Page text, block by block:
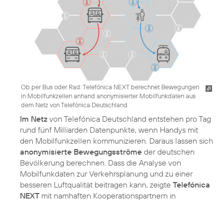
Ob per Bus oder Rad: Telefónica NEXT berechnet Bewegungen
in Mobilfunkzellen anhand anonymisierter Mobilfunkdaten aus
dem Netz von Telefónica Deutschland
Im Netz von Telefónica Deutschland entstehen pro Tag
rund fünf Milliarden Datenpunkte, wenn Handys mit
den Mobilfunkzellen kommunizieren. Daraus lassen sich
anonymisierte Bewegungsströme der deutschen
Bevölkerung berechnen. Dass die Analyse von
Mobilfunkdaten zur Verkehrsplanung und zu einer
besseren Luftqualität beitragen kann, zeigte Telefónica
NEXT mit namhaften Kooperationspartnern in